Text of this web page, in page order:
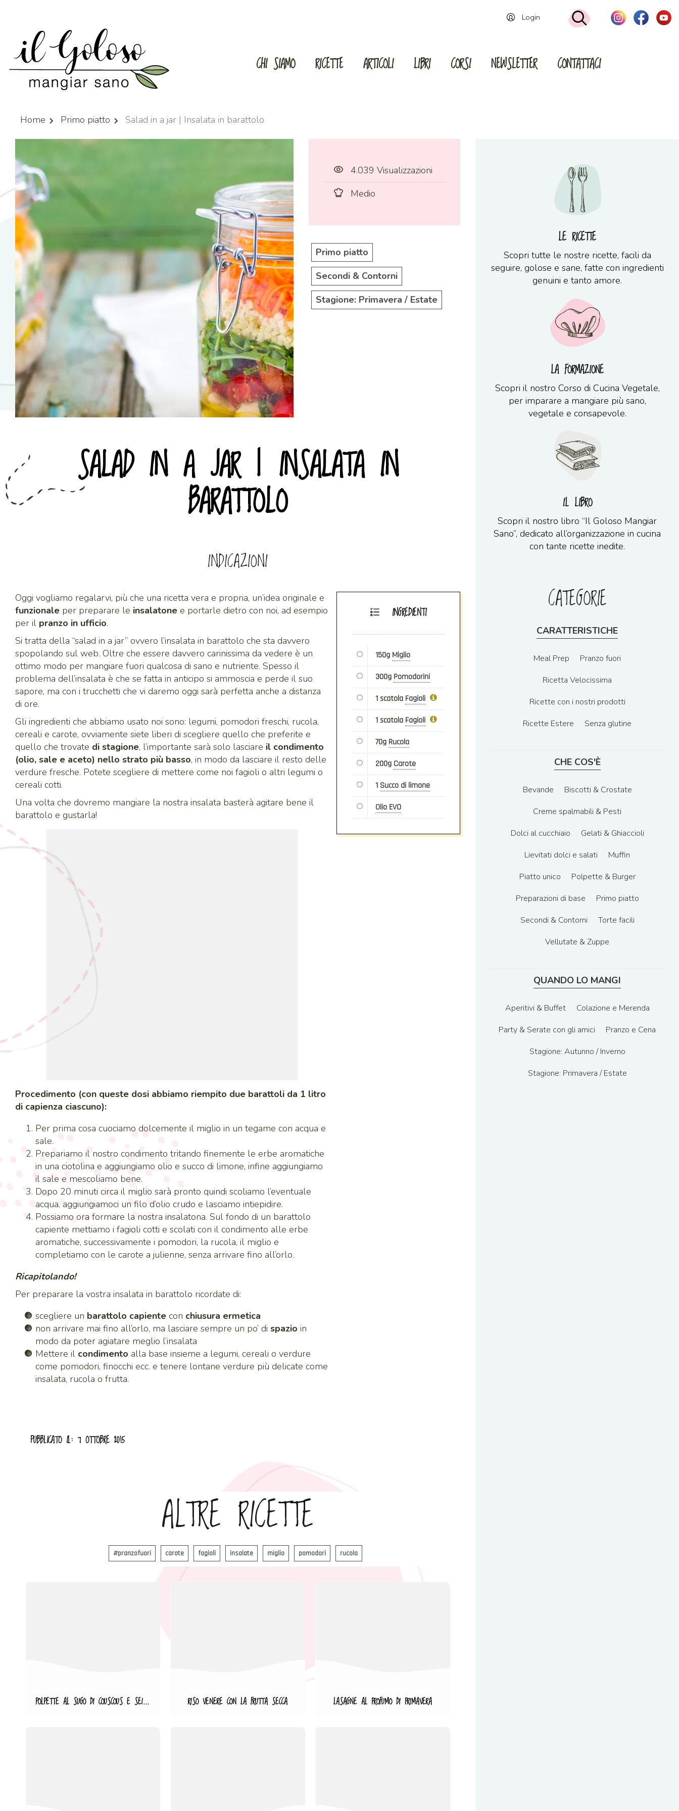
Login
CHI SIAMO RICETTE ARTICOLI LIBRI CORSI NEWSLETTER CONTATTACI
Home Primo piatto Salad in a jar | Insalata in barattolo
SALAD IN A JAR | INSALATA IN
BARATTOLO
4.039 Visualizzazioni
Medio
Primo piatto
Secondi & Contorni
Stagione: Primavera / Estate
INDICAZIONI
INGREDIENTI
150g Miglio
300g Pomodorini
1 scatola Fagioli
1 scatola Fagioli
70g Rucola
200g Carote
1 Succo di limone
Olio EVO
Oggi vogliamo regalarvi, più che una ricetta vera e propria, un’idea originale e
funzionale per preparare le insalatone e portarle dietro con noi, ad esempio
per il pranzo in ufficio.
Si tratta della “salad in a jar” ovvero l’insalata in barattolo che sta davvero
spopolando sul web. Oltre che essere davvero carinissima da vedere è un
ottimo modo per mangiare fuori qualcosa di sano e nutriente. Spesso il
problema dell’insalata è che se fatta in anticipo si ammoscia e perde il suo
sapore, ma con i trucchetti che vi daremo oggi sarà perfetta anche a distanza
di ore.
Gli ingredienti che abbiamo usato noi sono: legumi, pomodori freschi, rucola,
cereali e carote, ovviamente siete liberi di scegliere quello che preferite e
quello che trovate di stagione, l’importante sarà solo lasciare il condimento
(olio, sale e aceto) nello strato più basso, in modo da lasciare il resto delle
verdure fresche. Potete scegliere di mettere come noi fagioli o altri legumi o
cereali cotti.
Una volta che dovremo mangiare la nostra insalata basterà agitare bene il
barattolo e gustarla!
Procedimento (con queste dosi abbiamo riempito due barattoli da 1 litro
di capienza ciascuno):
Per prima cosa cuociamo dolcemente il miglio in un tegame con acqua e
sale.
Prepariamo il nostro condimento tritando finemente le erbe aromatiche
in una ciotolina e aggiungiamo olio e succo di limone, infine aggiungiamo
il sale e mescoliamo bene.
Dopo 20 minuti circa il miglio sarà pronto quindi scoliamo l’eventuale
acqua, aggiungiamoci un filo d’olio crudo e lasciamo intiepidire.
Possiamo ora formare la nostra insalatona. Sul fondo di un barattolo
capiente mettiamo i fagioli cotti e scolati con il condimento alle erbe
aromatiche, successivamente i pomodori, la rucola, il miglio e
completiamo con le carote a julienne, senza arrivare fino all’orlo.
Ricapitolando!
Per preparare la vostra insalata in barattolo ricordate di:
scegliere un barattolo capiente con chiusura ermetica
non arrivare mai fino all’orlo, ma lasciare sempre un po’ di spazio in
modo da poter agiatare meglio l’insalata
Mettere il condimento alla base insieme a legumi, cereali o verdure
come pomodori, finocchi ecc. e tenere lontane verdure più delicate come
insalata, rucola o frutta.
PUBBLICATO IL: 7 OTTOBRE 2015
ALTRE RICETTE
#pranzofuori carote fagioli insalate miglio pomodori rucola
POLPETTE AL SUGO DI COUSCOUS E SEITAN RISO VENERE CON LA FRUTTA SECCA LASAGNE AL PROFUMO DI PRIMAVERA
LE RICETTE
Scopri tutte le nostre ricette, facili da
seguire, golose e sane, fatte con ingredienti
genuini e tanto amore.
LA FORMAZIONE
Scopri il nostro Corso di Cucina Vegetale,
per imparare a mangiare più sano,
vegetale e consapevole.
IL LIBRO
Scopri il nostro libro “Il Goloso Mangiar
Sano”, dedicato all’organizzazione in cucina
con tante ricette inedite.
CATEGORIE
CARATTERISTICHE
Meal Prep
Pranzo fuori
Ricetta Velocissima
Ricette con i nostri prodotti
Ricette Estere
Senza glutine
CHE COS'È
Bevande
Biscotti & Crostate
Creme spalmabili & Pesti
Dolci al cucchiaio
Gelati & Ghiaccioli
Lievitati dolci e salati
Muffin
Piatto unico
Polpette & Burger
Preparazioni di base
Primo piatto
Secondi & Contorni
Torte facili
Vellutate & Zuppe
QUANDO LO MANGI
Aperitivi & Buffet
Colazione e Merenda
Party & Serate con gli amici
Pranzo e Cena
Stagione: Autunno / Inverno
Stagione: Primavera / Estate